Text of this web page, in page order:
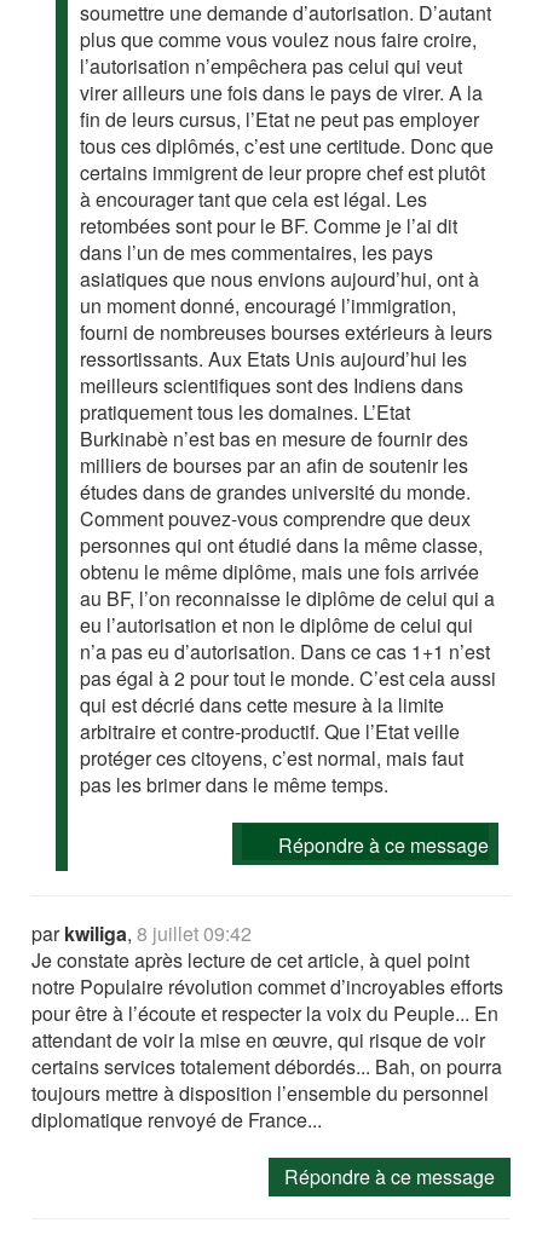
soumettre une demande d’autorisation. D’autant
plus que comme vous voulez nous faire croire,
l’autorisation n’empêchera pas celui qui veut
virer ailleurs une fois dans le pays de virer. A la
fin de leurs cursus, l’Etat ne peut pas employer
tous ces diplômés, c’est une certitude. Donc que
certains immigrent de leur propre chef est plutôt
à encourager tant que cela est légal. Les
retombées sont pour le BF. Comme je l’ai dit
dans l’un de mes commentaires, les pays
asiatiques que nous envions aujourd’hui, ont à
un moment donné, encouragé l’immigration,
fourni de nombreuses bourses extérieurs à leurs
ressortissants. Aux Etats Unis aujourd’hui les
meilleurs scientifiques sont des Indiens dans
pratiquement tous les domaines. L’Etat
Burkinabè n’est bas en mesure de fournir des
milliers de bourses par an afin de soutenir les
études dans de grandes université du monde.
Comment pouvez-vous comprendre que deux
personnes qui ont étudié dans la même classe,
obtenu le même diplôme, mais une fois arrivée
au BF, l’on reconnaisse le diplôme de celui qui a
eu l’autorisation et non le diplôme de celui qui
n’a pas eu d’autorisation. Dans ce cas 1+1 n’est
pas égal à 2 pour tout le monde. C’est cela aussi
qui est décrié dans cette mesure à la limite
arbitraire et contre-productif. Que l’Etat veille
protéger ces citoyens, c’est normal, mais faut
pas les brimer dans le même temps.
Répondre à ce message
parkwiliga,8 juillet 09:42
Je constate après lecture de cet article, à quel point
notre Populaire révolution commet d’incroyables efforts
pour être à l’écoute et respecter la voix du Peuple... En
attendant de voir la mise en œuvre, qui risque de voir
certains services totalement débordés... Bah, on pourra
toujours mettre à disposition l’ensemble du personnel
diplomatique renvoyé de France...
Répondre à ce message